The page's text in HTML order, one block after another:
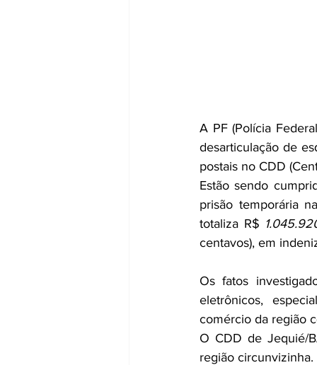
A PF (Polícia
desarticulação de
postais no CDD
Estão sendo
prisão temporária
totaliza R$
centavos), em
Os fatos
eletrônicos,
comércio da região
O CDD de Jequié/
região circunvizinha.